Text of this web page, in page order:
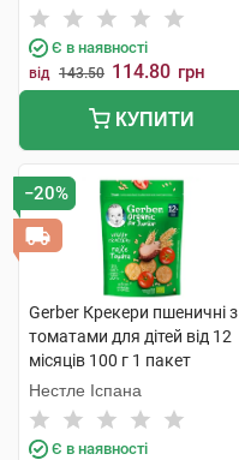
Є в наявності
від 143.50 114.80 грн
КУПИТИ
−20%
Gerber Крекери пшеничні з
томатами для дітей від 12
місяців 100 г 1 пакет
Нестле Іспана
Є в наявності